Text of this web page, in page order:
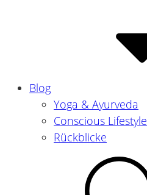
Blog
Yoga & Ayurveda
Conscious Lifestyle
Rückblicke